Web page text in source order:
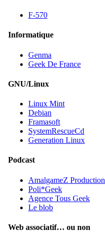
F-570
Informatique
Genma
Geek De France
GNU/Linux
Linux Mint
Debian
Framasoft
SystemRescueCd
Generation Linux
Podcast
AmalgameZ Production
Poli*Geek
Agence Tous Geek
Le blob
Web associatif… ou non